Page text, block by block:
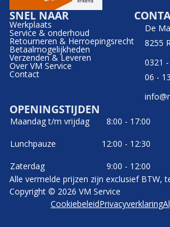
SNEL NAAR
Werkplaats
Service & onderhoud
Retourneren & Herroepingsrecht
Betaalmogelijkheden
Verzenden & Leveren
Over VM Service
Contact
De
8255
0321
06 -
OPENINGSTIJDEN
Maandag t/m vrijdag
8:00 - 17:00
Lunchpauze
12:00 - 12:30
Zaterdag
9:00 - 12:00
Alle vermelde prijzen zijn exclusief BTW,
Copyright © 2026 VM Service
CookiebeleidPrivacyverklaring